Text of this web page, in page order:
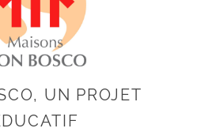
UN PROJET